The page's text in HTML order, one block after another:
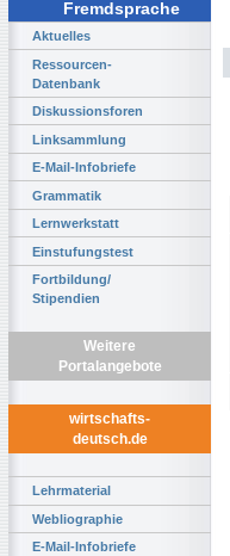
Fremdsprache
Aktuelles
Ressourcen-
Datenbank
Diskussionsforen
Linksammlung
E-Mail-Infobriefe
Grammatik
Lernwerkstatt
Einstufungstest
Fortbildung/
Stipendien
Weitere
Portalangebote
wirtschafts-
deutsch.de
Lehrmaterial
Webliographie
E-Mail-Infobriefe